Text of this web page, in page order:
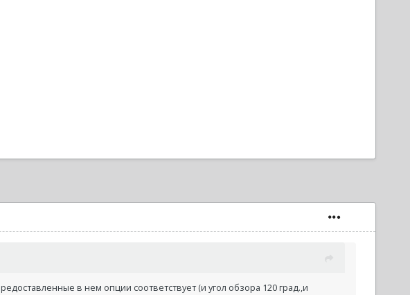
в нем опции соответствует (и угол обзора 120 град.,и